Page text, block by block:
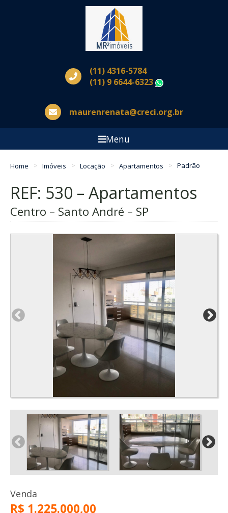
(11) 4316-5784
(11) 9 6644-6323
maurenrenata@creci.org.br
Menu
Home Imóveis Locação Apartamentos Padrão
REF: 530 – Apartamentos
Centro – Santo André – SP
Venda
R$ 1.225.000,00